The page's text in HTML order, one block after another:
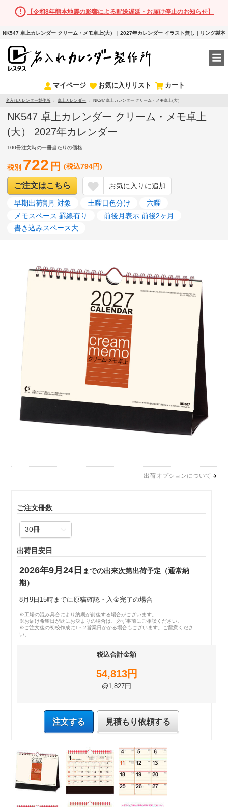
【令和8年熊本地震の影響による配送遅延・お届け停止のお知らせ】
NK547 卓上カレンダー クリーム・メモ卓上(大）｜2027年カレンダー イラスト無し｜リング製本
マイページ お気に入りリスト カート
名入れカレンダー製作所 卓上カレンダー NK547 卓上カレンダー クリーム・メモ卓上(大）
NK547 卓上カレンダー クリーム・メモ卓上
(大） 2027年カレンダー
100冊注文時の一冊当たりの価格
税別 722 円 (税込794円)
ご注文はこちら お気に入りに追加
早期出荷割引対象 土曜日色分け
六曜
メモスペース:罫線有り
前後月表示:前後2ヶ月
書き込みスペース大
出荷オプションについて
ご注文冊数
出荷目安日
2026年9月24日 までの出来次第出荷予定（通常納
期）
8月9日15時までに原稿確認・入金完了の場合
※工場の混み具合により納期が前後する場合がございます。
※お届け希望日が既にお決まりの場合は、必ず事前にご相談ください。
※ご注文後の初校作成に1～2営業日かかる場合もございます。ご留意くださ
い。
税込合計金額
54,813円
@1,827円
注文する 見積もり依頼する